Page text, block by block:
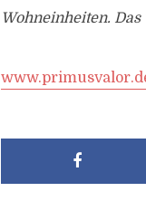
Wohneinheiten.